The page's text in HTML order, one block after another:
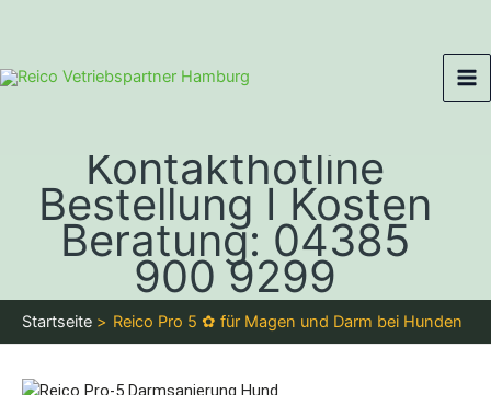
Kontakthotline
Bestellung I Kosten
Beratung: 04385
900 9299
Startseite Reico Pro 5 ✿ für Magen und Darm bei Hunden